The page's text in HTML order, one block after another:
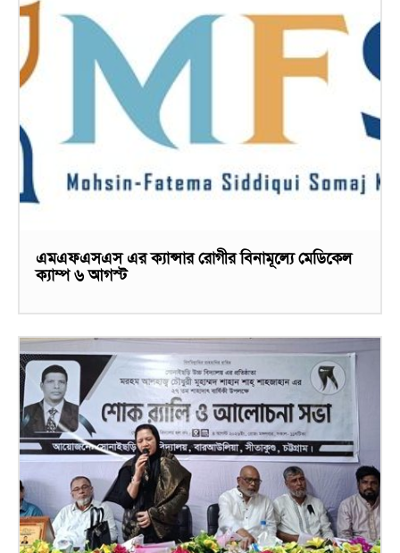
এমএফএসএস এর ক্যান্সার রোগীর বিনামূল্যে মেডিকেল
ক্যাম্প ৬ আগস্ট